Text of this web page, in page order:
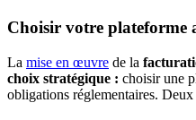
Choisir votre plateforme
La mise en œuvre de la
choix stratégique : choisir une
obligations réglementaires.